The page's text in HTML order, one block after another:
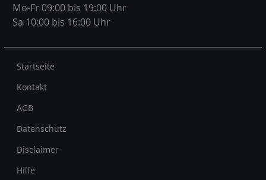
Mo-Fr 09:00 bis 19:00 Uhr
Sa 10:00 bis 16:00 Uhr
Rechtliches
Startseite
Kontakt
AGB
Datenschutz
Disclaimer
Hilfe